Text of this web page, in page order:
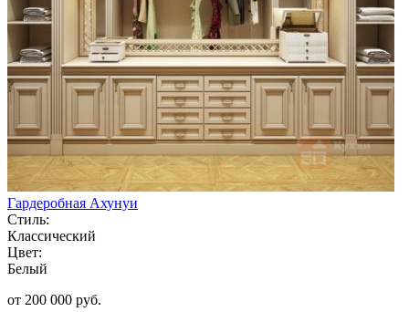
Гардеробная Ахунуи
Стиль:
Классический
Цвет:
Белый
от 200 000 руб.